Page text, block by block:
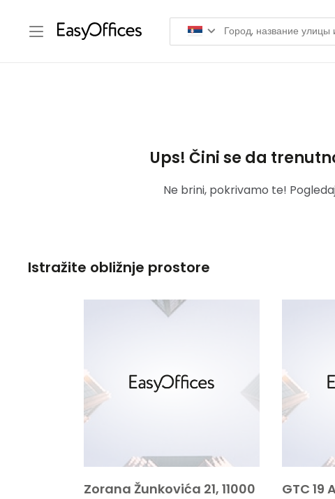
Ups! Čini se da
Ne brini, pokrivamo te!
Istražite obližnje prostore
Zorana Žunkovića 21, 11000
GTC 19